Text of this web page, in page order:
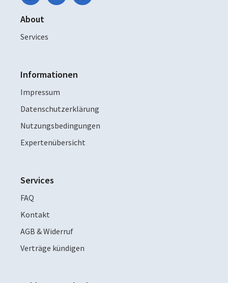
About
Services
Informationen
Impressum
Datenschutzerklärung
Nutzungsbedingungen
Expertenübersicht
Services
FAQ
Kontakt
AGB & Widerruf
Verträge kündigen